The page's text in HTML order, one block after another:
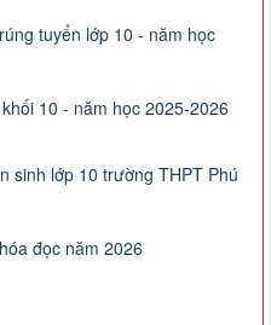
tuyển lớp 10 - năm học
10 - năm học 2025-2026
sinh lớp 10 trường THPT Phú
đọc năm 2026